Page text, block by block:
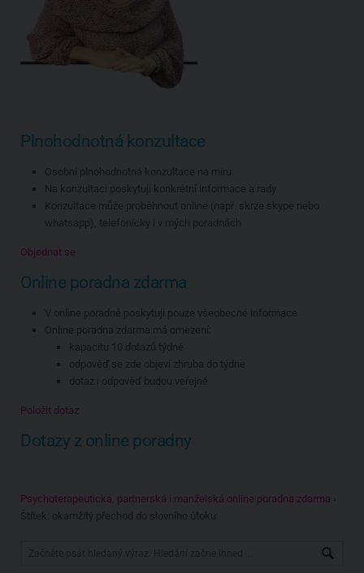
Plnohodnotná konzultace
Osobní plnohodnotná konzultace na míru
Na konzultaci poskytuji konkrétní informace a rady
Konzultace může proběhnout online (např. skrze skype nebo
whatsapp), telefonicky i v mých poradnách
Objednat se
Online poradna zdarma
V online poradně poskytuji pouze všeobecné informace
Online poradna zdarma má omezení:
kapacitu 10 dotazů týdně
odpověď se zde objeví zhruba do týdne
dotaz i odpověď budou veřejné
Položit dotaz
Dotazy z online poradny
Psychoterapeutická, partnerská i manželská online poradna zdarma ›
Štítek: okamžitý přechod do slovního útoku